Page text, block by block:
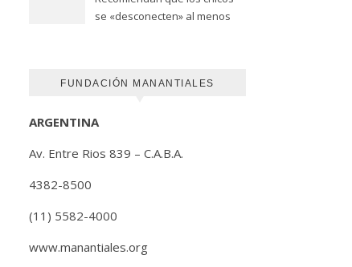
se «desconecten» al menos
FUNDACIÓN MANANTIALES
ARGENTINA
Av. Entre Rios 839 – C.A.B.A.
4382-8500
(11) 5582-4000
www.manantiales.org